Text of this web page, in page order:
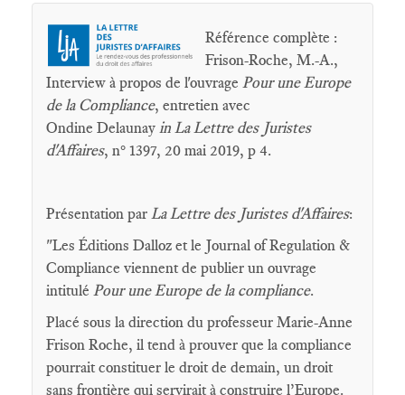
Référence complète :
Frison-Roche, M.-A.,
Interview à propos de l'ouvrage Pour une Europe
de la Compliance, entretien avec
Ondine Delaunay in La Lettre des Juristes
d'Affaires, n° 1397, 20 mai 2019, p 4.
Présentation par La Lettre des Juristes d'Affaires:
"Les Éditions Dalloz et le Journal of Regulation &
Compliance viennent de publier un ouvrage
intitulé Pour une Europe de la compliance.
Placé sous la direction du professeur Marie-Anne
Frison Roche, il tend à prouver que la compliance
pourrait constituer le droit de demain, un droit
sans frontière qui servirait à construire l’Europe.